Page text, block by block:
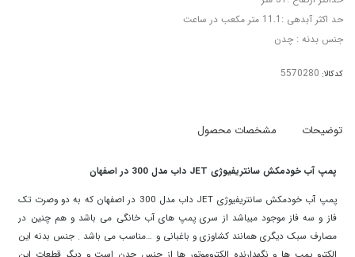
حد اکثر آبدهی :11.1 متر مکعب در ساعت
جنس بدنه : چدن
کدکالا:
توضیحات مشخصات محصول
پمپ آب خودمکش سانتریفیوژی JET داب مدل 300 در اصفهان
پمپ آب خودمکش سانتریفیوژی JET داب مدل 300 در اصفهان که به دو وصرت تک
فاز و سه فاز موجود میباشد از سری پمپ های آب خانگی می باشد و هم چنین در
مصارف سبک دیگری همانند کشاوزی و باغبانی و …مناسب می باشد . جنس بدنه این